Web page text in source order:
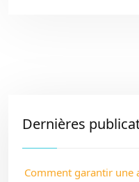
Dernières
Comment garantir une